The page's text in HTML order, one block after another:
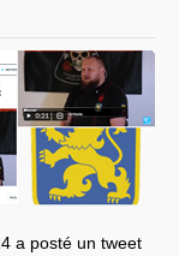
a posté un tweet